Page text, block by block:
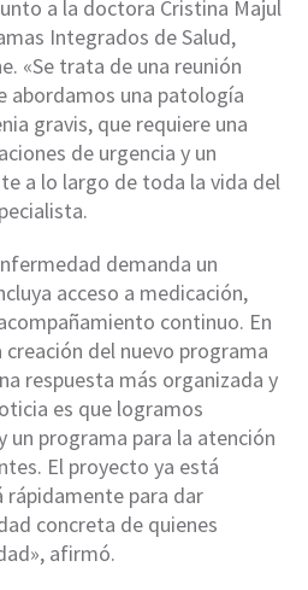
a la doctora Cristina Majul
Integrados de Salud,
«Se trata de una reunión
abordamos una patología
gravis, que requiere una
de urgencia y un
a lo largo de toda la vida del
demanda un
acceso a medicación,
continuo. En
del nuevo programa
respuesta más organizada y
es que logramos
un programa para la atención
El proyecto ya está
rápidamente para dar
concreta de quienes
afirmó.